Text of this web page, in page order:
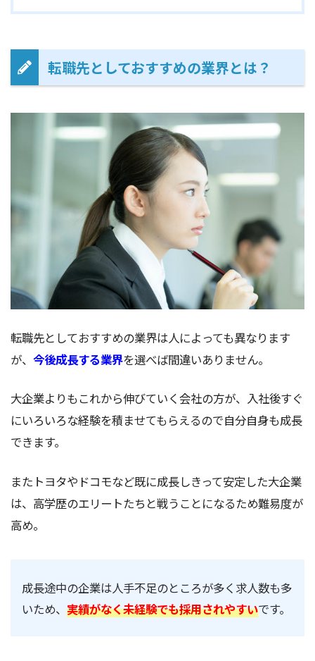
転職先としておすすめの業界とは？
転職先としておすすめの業界は人によっても異なります
が、 今後成長する業界を選べば間違いありません。
大企業よりもこれから伸びていく会社の方が、入社後すぐ
にいろいろな経験を積ませてもらえるので自分自身も成長
できます。
またトヨタやドコモなど既に成長しきって安定した大企業
は、高学歴のエリートたちと戦うことになるため難易度が
高め。
成長途中の企業は人手不足のところが多く求人数も多
いため、実績がなく未経験でも採用されやすいです。